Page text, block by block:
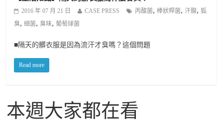
2016 年 07 月 21 日 CASE PRESS 丙酸菌,棒狀桿菌,汗腺,狐
臭,細菌, 臭味,葡萄球菌
■隔天的髒衣服是因為流汗才臭嗎？這個問題
Read more
本週大家都在看